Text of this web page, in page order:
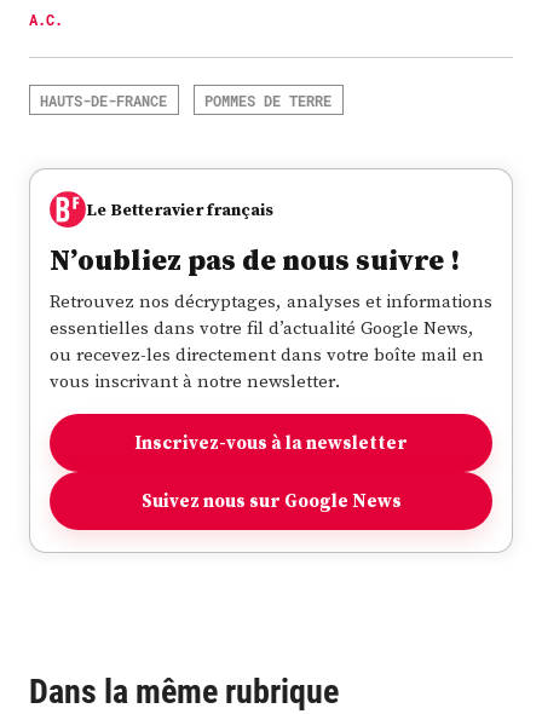
A.C.
HAUTS-DE-FRANCE POMMES DE TERRE
Le Betteravier français
N’oubliez pas de nous suivre !
Retrouvez nos décryptages, analyses et informations
essentielles dans votre fil d’actualité Google News,
ou recevez-les directement dans votre boîte mail en
vous inscrivant à notre newsletter.
Inscrivez-vous à la newsletter
Suivez nous sur Google News
Dans la même rubrique